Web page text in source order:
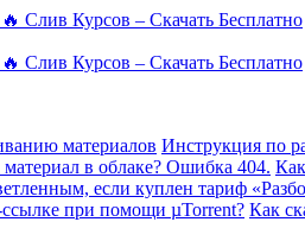
материалов Инструкция по
в облаке? Ошибка 404.
если куплен тариф
ссылке при помощи µTorrent? Как